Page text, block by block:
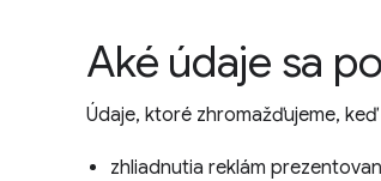
Aké údaje sa
Údaje, ktoré zhromažďujeme,
zhliadnutia reklám